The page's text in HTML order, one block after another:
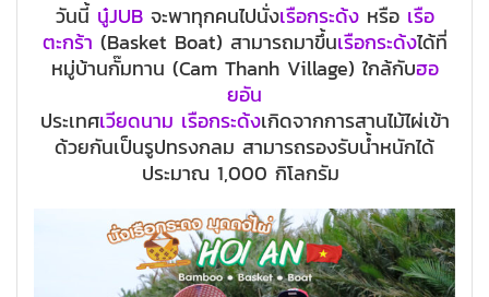
วันนี้ นู๋JUBจะพาทุกคนไปนั่งเรือกระด้งหรือ เรือ
ตะกร้า (Basket Boat) สามารถมาขึ้นเรือกระด้งได้ที่
หมู่บ้านกั๊มทาน (Cam Thanh Village) ใกล้กับฮอ
ยอัน
ประเทศเวียดนาม เรือกระด้งเกิดจากการสานไม้ไผ่เข้า
ด้วยกันเป็นรูปทรงกลม สามารถรองรับน้ำหนักได้
ประมาณ 1,000 กิโลกรัม